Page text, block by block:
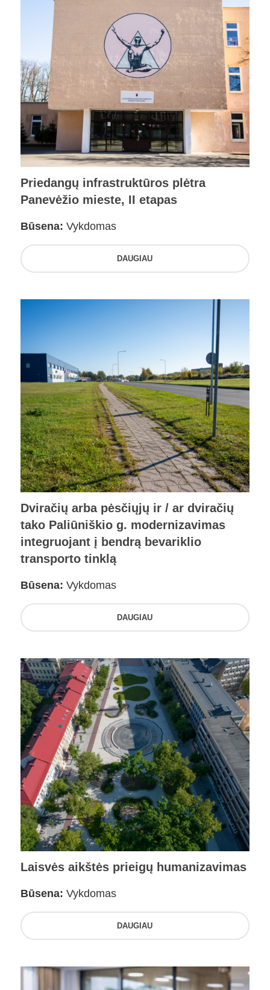
Priedangų infrastruktūros plėtra
Panevėžio mieste, II etapas
Būsena: Vykdomas
DAUGIAU
Dviračių arba pėsčiųjų ir / ar dviračių
tako Paliūniškio g. modernizavimas
integruojant į bendrą bevariklio
transporto tinklą
Būsena: Vykdomas
DAUGIAU
Laisvės aikštės prieigų humanizavimas
Būsena: Vykdomas
DAUGIAU